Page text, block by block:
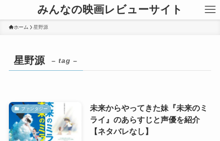
みんなの映画レビューサイト
ホーム 星野源
星野源 – tag –
ファンタジー
未来からやってきた妹『未来のミ
ライ』のあらすじと声優を紹介
【ネタバレなし】